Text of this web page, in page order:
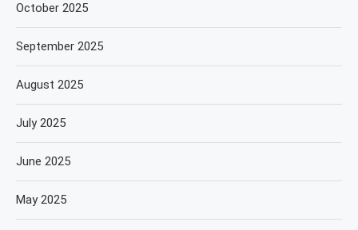
October 2025
September 2025
August 2025
July 2025
June 2025
May 2025